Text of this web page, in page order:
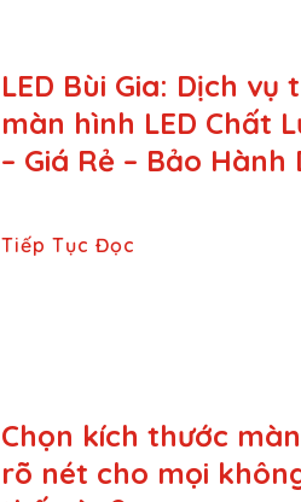
LED Bùi Gia: Dịch vụ
màn hình LED Chất
– Giá Rẻ – Bảo Hành
Tiếp Tục Đọc
Chọn kích thước
rõ nét cho mọi